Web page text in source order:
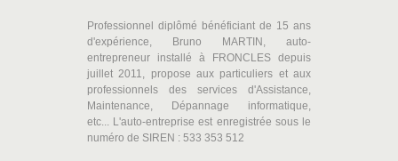
Professionnel diplômé bénéficiant de 15 ans
d'expérience, Bruno MARTIN, auto-
entrepreneur installé à FRONCLES depuis
juillet 2011, propose aux particuliers et aux
professionnels des services d'Assistance,
Maintenance, Dépannage informatique,
etc... L'auto-entreprise est enregistrée sous le
numéro de SIREN : 533 353 512